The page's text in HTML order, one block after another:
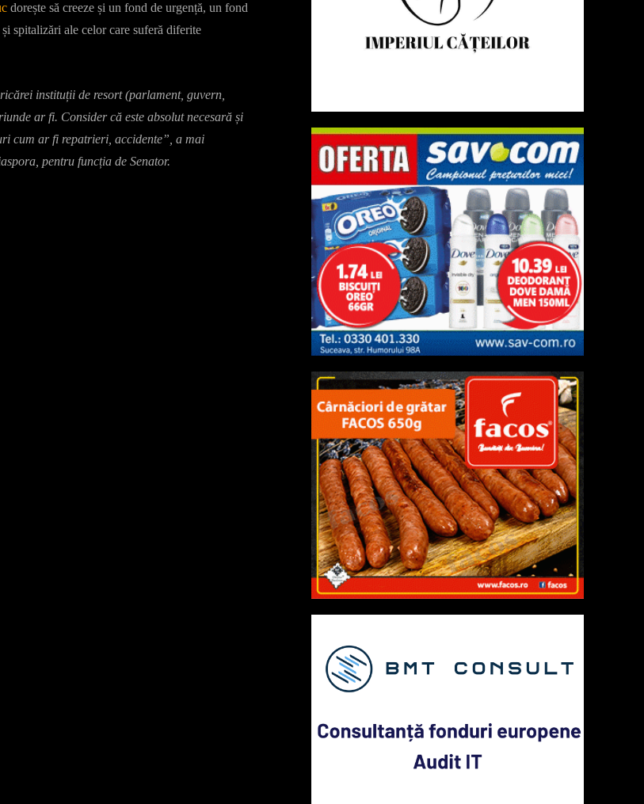
dorește să creeze și un fond de urgență, un fond
spitalizări ale celor care suferă diferite
instituții de resort (parlament, guvern,
ar fi. Consider că este absolut necesară și
cum ar fi repatrieri, accidente”, a mai
pentru funcția de Senator.